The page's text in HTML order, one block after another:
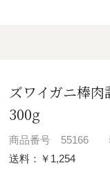
ズワイガニ棒
300g
商品番号 55166
送料：￥1,254